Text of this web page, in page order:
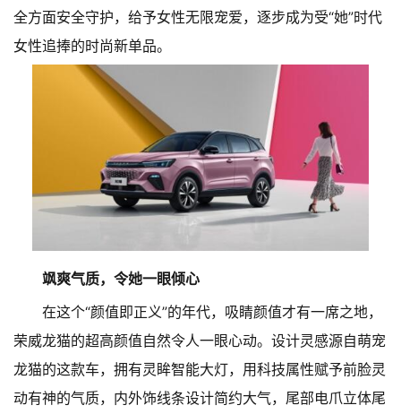
全方面安全守护，给予女性无限宠爱，逐步成为受“她”时代
女性追捧的时尚新单品。
飒爽气质，令她一眼倾心
在这个“颜值即正义”的年代，吸睛颜值才有一席之地，
荣威龙猫的超高颜值自然令人一眼心动。设计灵感源自萌宠
龙猫的这款车，拥有灵眸智能大灯，用科技属性赋予前脸灵
动有神的气质，内外饰线条设计简约大气，尾部电爪立体尾